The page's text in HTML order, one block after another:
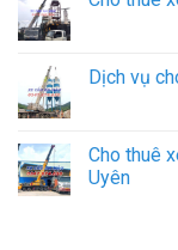
Dịch vụ
Cho thuê
Uyên